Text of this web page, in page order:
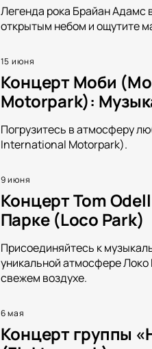
Легенда рока Брайан Адамс
открытым небом и ощутите
15 июня
Концерт Моби
Motorpark):
Погрузитесь в атмосферу
International Motorpark).
9 июня
Концерт Tom
Парке (Loco Park)
Присоединяйтесь к
уникальной атмосфере
свежем воздухе.
6 мая
Концерт группы